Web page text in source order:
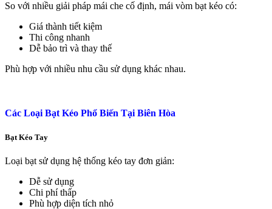
So với nhiều giải pháp mái che cố định, mái vòm bạt kéo có:
Giá thành tiết kiệm
Thi công nhanh
Dễ bảo trì và thay thế
Phù hợp với nhiều nhu cầu sử dụng khác nhau.
Các Loại Bạt Kéo Phổ Biến Tại Biên Hòa
Bạt Kéo Tay
Loại bạt sử dụng hệ thống kéo tay đơn giản:
Dễ sử dụng
Chi phí thấp
Phù hợp diện tích nhỏ